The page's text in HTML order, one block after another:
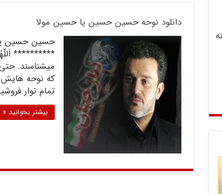
دانلود نوحه حسین حسین یا حسین مولا
حسین حسین
**********
میشناسند.
که نوحه
تمام نوار
بیشتر بخوانید »